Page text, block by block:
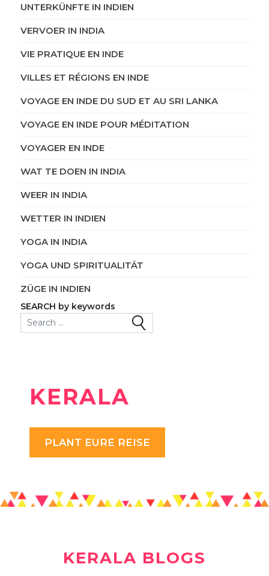
UNTERKÜNFTE IN INDIEN
VERVOER IN INDIA
VIE PRATIQUE EN INDE
VILLES ET RÉGIONS EN INDE
VOYAGE EN INDE DU SUD ET AU SRI LANKA
VOYAGE EN INDE POUR MÉDITATION
VOYAGER EN INDE
WAT TE DOEN IN INDIA
WEER IN INDIA
WETTER IN INDIEN
YOGA IN INDIA
YOGA UND SPIRITUALITÄT
ZÜGE IN INDIEN
SEARCH by keywords
Search for:
KERALA
PLANT EURE REISE
KERALA BLOGS